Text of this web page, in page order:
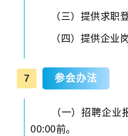
（三）提供求职
（四）提供企业
7 参会办法
（一）招聘企业报
00:00前。